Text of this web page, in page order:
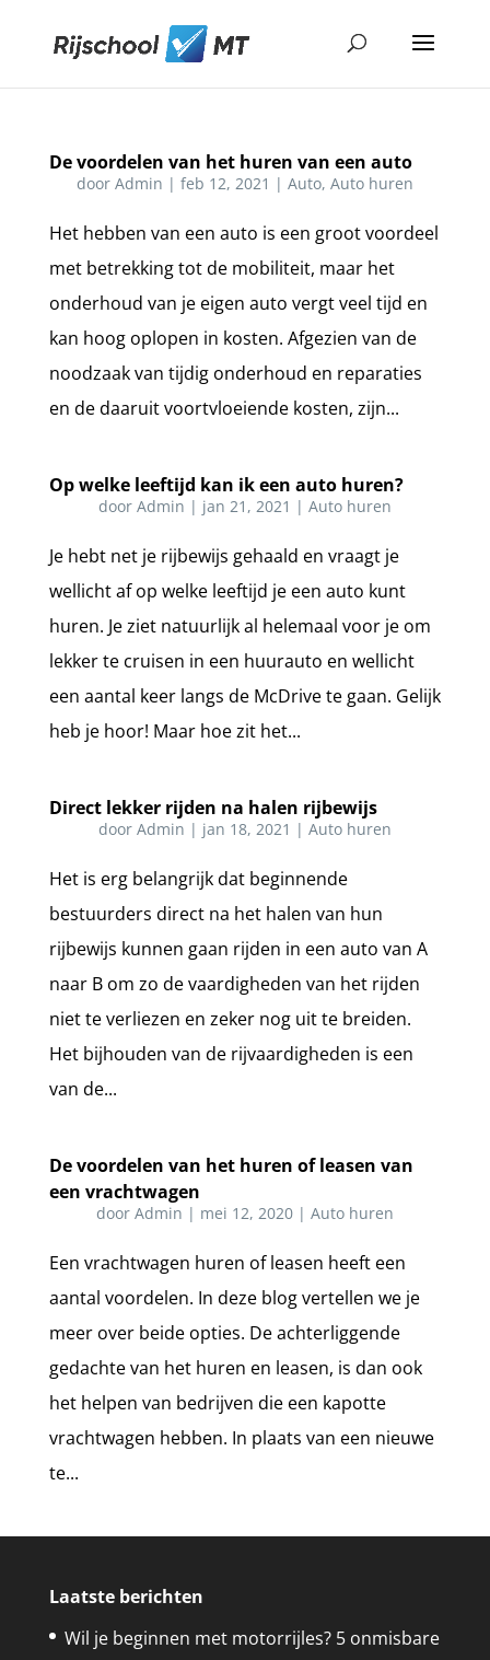
De voordelen van het huren van een auto
door Admin | feb 12, 2021 | Auto, Auto huren
Het hebben van een auto is een groot voordeel
met betrekking tot de mobiliteit, maar het
onderhoud van je eigen auto vergt veel tijd en
kan hoog oplopen in kosten. Afgezien van de
noodzaak van tijdig onderhoud en reparaties
en de daaruit voortvloeiende kosten, zijn...
Op welke leeftijd kan ik een auto huren?
door Admin | jan 21, 2021 | Auto huren
Je hebt net je rijbewijs gehaald en vraagt je
wellicht af op welke leeftijd je een auto kunt
huren. Je ziet natuurlijk al helemaal voor je om
lekker te cruisen in een huurauto en wellicht
een aantal keer langs de McDrive te gaan. Gelijk
heb je hoor! Maar hoe zit het...
Direct lekker rijden na halen rijbewijs
door Admin | jan 18, 2021 | Auto huren
Het is erg belangrijk dat beginnende
bestuurders direct na het halen van hun
rijbewijs kunnen gaan rijden in een auto van A
naar B om zo de vaardigheden van het rijden
niet te verliezen en zeker nog uit te breiden.
Het bijhouden van de rijvaardigheden is een
van de...
De voordelen van het huren of leasen van
een vrachtwagen
door Admin | mei 12, 2020| Auto huren
Een vrachtwagen huren of leasen heeft een
aantal voordelen. In deze blog vertellen we je
meer over beide opties. De achterliggende
gedachte van het huren en leasen, is dan ook
het helpen van bedrijven die een kapotte
vrachtwagen hebben. In plaats van een nieuwe
te...
Laatste berichten
Wil je beginnen met motorrijles? 5 onmisbare